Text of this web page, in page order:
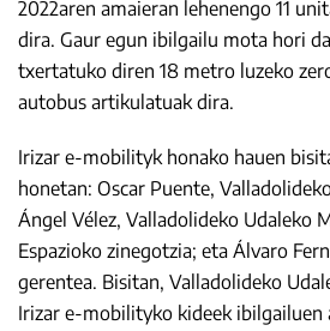
2022aren amaieran lehenengo 11
dira. Gaur egun ibilgailu mota hori
txertatuko diren 18 metro luzeko
autobus artikulatuak dira.
Irizar e-mobilityk honako hauen
honetan: Oscar Puente,
Ángel Vélez, Valladolideko Udaleko
Espazioko zinegotzia; eta Álvaro
gerentea. Bisitan, Valladolideko
Irizar e-mobilityko kideek ibilgailuen